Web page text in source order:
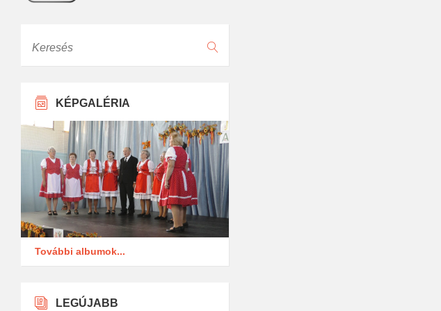
KÉPGALÉRIA
További albumok...
LEGÚJABB